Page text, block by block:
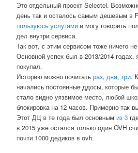
Это отдельный проект Selectel.
день так и осталось самым дешевым
пользуюсь услугами и могу говорить
дел внутри сервиса.
Так вот, с этим сервисом тоже ничего
Основной успех был в 2013/2014 годах,
покупал.
Историю можно почитатьраз,два,три.
начались постоянные ддосы, которые
стало видно уязвимое место, любой
блокировка на 12 часов. Примерно так
Этот ДЦ в те года был основным из 3
в 2015 уже остался только один OVH
почти 1000 дедиков в ovh.